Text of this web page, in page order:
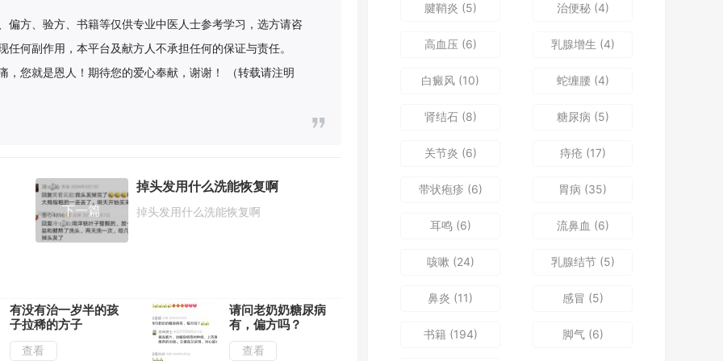
偏方、验方、书籍等仅供专业中医人士参考学习，选方请咨
何副作用，本平台及献方人不承担任何的保证与责任。
，您就是恩人！期待您的爱心奉献，谢谢！ （转载请注明
下一篇
掉头发用什么洗能恢复啊
掉头发用什么洗能恢复啊
有没有治一岁半的孩
子拉稀的方子
查看
请问老奶奶糖尿病
有，偏方吗？
查看
腱鞘炎 (5) 治便秘(4)
高血压(6) 乳腺增生 (4)
白癜风 (10) 蛇缠腰(4)
肾结石(8) 糖尿病 (5)
关节炎 (6) 痔疮 (17)
带状疱疹 (6) 胃病 (35)
耳鸣(6) 流鼻血 (6)
咳嗽 (24) 乳腺结节(5)
鼻炎 (11) 感冒 (5)
书籍(194) 脚气(6)